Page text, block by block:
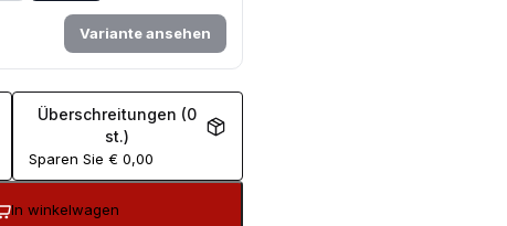
Variante ansehen
Überschreitungen (0
st.)
Sparen Sie € 0,00
In winkelwagen